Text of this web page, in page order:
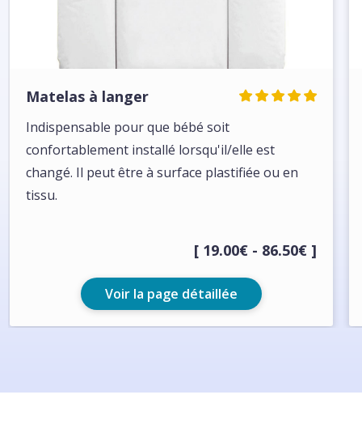
Matelas à langer
Indispensable pour que bébé soit
confortablement installé lorsqu'il/elle est
changé. Il peut être à surface plastifiée ou en
tissu.
[ 19.00€ - 86.50€ ]
Voir la page détaillée